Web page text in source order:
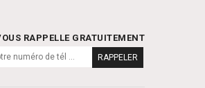
RAPPELLE GRATUITEMENT